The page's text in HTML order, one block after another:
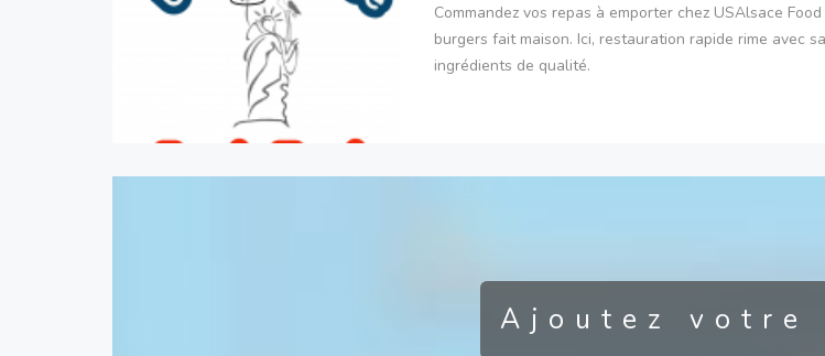
Commandez vos repas à emporter chez USAlsace
burgers fait maison. Ici, restauration rapide rime avec
ingrédients de qualité.
Ajoutez votre